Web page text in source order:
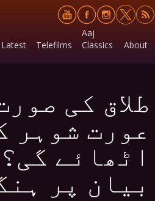
Latest Telefilms
Aaj
Classics
About
طلاق کی
عورت شوہر
اٹھائے
بیان پر